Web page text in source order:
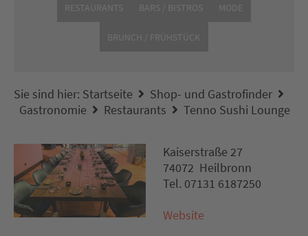
RESTAURANTS BARS / BISTROS MODE
BRUNCH / FRÜHSTÜCK
Sie sind hier: Startseite
Shop- und Gastrofinder
Gastronomie
Restaurants Tenno Sushi Lounge
Kaiserstraße 27
74072 Heilbronn
Tel. 07131 6187250
Website